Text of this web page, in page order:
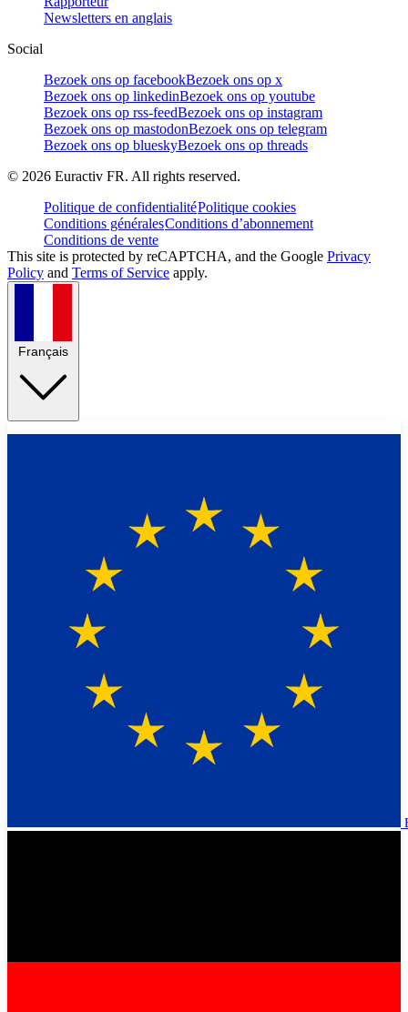
Newsletters en anglais
Social
Bezoek ons op facebookBezoek ons op x
Bezoek ons op linkedinBezoek ons op youtube
Bezoek ons op rss-feedBezoek ons op instagram
Bezoek ons op mastodonBezoek ons op telegram
Bezoek ons op blueskyBezoek ons op threads
© 2026 Euractiv FR. All rights reserved.
Politique de confidentialitéPolitique cookies
Conditions généralesConditions d’abonnement
Conditions de vente
This site is protected by reCAPTCHA, and the Google Privacy
Policy and Terms of Service apply.
Français